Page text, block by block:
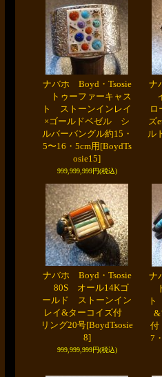
ナバホ Boyd・Tsosie
トゥーファーキャス
ト ストーンインレイ
×ゴールドベゼル シ
ルバーバングル約15・
5〜16・5cm用 [BoydTs
osie15]
999,999,999円(税込)
ナ
ロ
ズ
ル
ナバホ Boyd・Tsosie
80S オール14Kゴ
ールド ストーンイン
レイ&ターコイズ付
リング20号[BoydTsosie
8]
999,999,999円(税込)
ナ
ト
&
付
7